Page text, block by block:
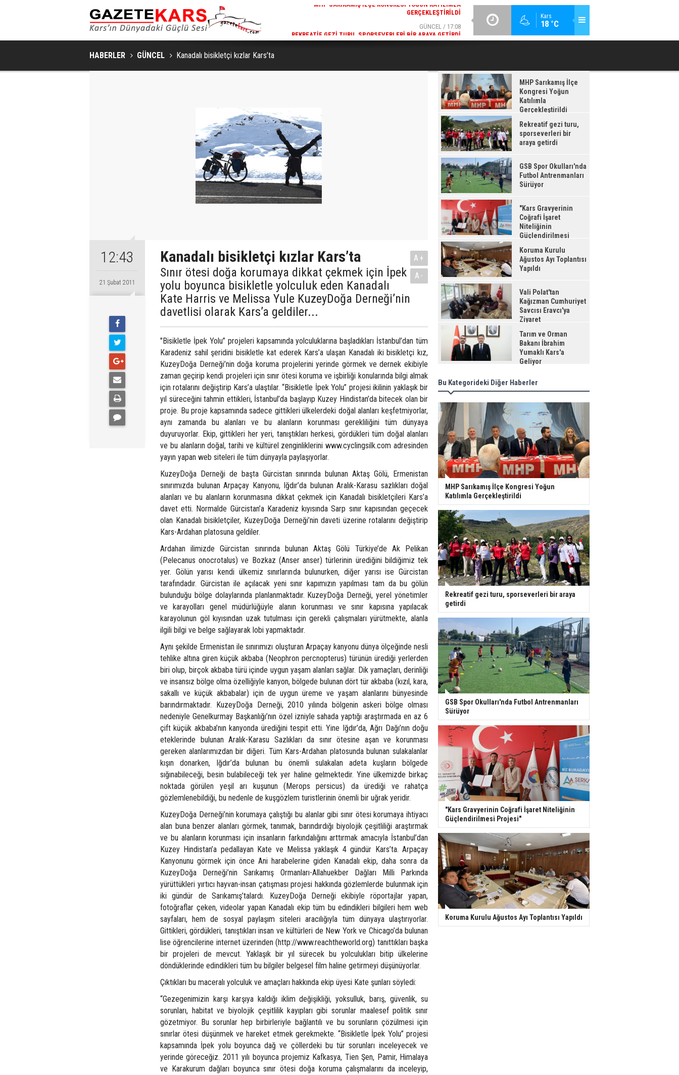
Kars
18 °C
MHP SARIKAMIŞ İLÇE KONGRESI YOĞUN KATILIMLA
GERÇEKLEŞTIRILDI
GÜNCEL / 17:08
REKREATIF GEZI TURU, SPORSEVERLERI BIR ARAYA GETIRDI
GSB SPOR OKULLARI'NDA FUTBOL ANTRENMANLARI SÜRÜYOR
HABERLER GÜNCEL Kanadalı bisikletçi kızlar Kars’ta
12:43
21 Şubat 2011
Kanadalı bisikletçi kızlar Kars’ta
Sınır ötesi doğa korumaya dikkat çekmek için İpek
yolu boyunca bisikletle yolculuk eden Kanadalı
Kate Harris ve Melissa Yule KuzeyDoğa Derneği’nin
davetlisi olarak Kars’a geldiler...
A+
A-
"Bisikletle İpek Yolu” projeleri kapsamında yolculuklarına başladıkları İstanbul’dan tüm
Karadeniz sahil şeridini bisikletle kat ederek Kars’a ulaşan Kanadalı iki bisikletçi kız,
KuzeyDoğa Derneği’nin doğa koruma projelerini yerinde görmek ve dernek ekibiyle
zaman geçirip kendi projeleri için sınır ötesi koruma ve işbirliği konularında bilgi almak
için rotalarını değiştirip Kars’a ulaştılar. “Bisikletle İpek Yolu” projesi ikilinin yaklaşık bir
yıl süreceğini tahmin ettikleri, İstanbul’da başlayıp Kuzey Hindistan’da bitecek olan bir
proje. Bu proje kapsamında sadece gittikleri ülkelerdeki doğal alanları keşfetmiyorlar,
aynı zamanda bu alanları ve bu alanların korunması gerekliliğini tüm dünyaya
duyuruyorlar. Ekip, gittikleri her yeri, tanıştıkları herkesi, gördükleri tüm doğal alanları
ve bu alanların doğal, tarihi ve kültürel zenginliklerini www.cyclingsilk.com adresinden
yayın yapan web siteleri ile tüm dünyayla paylaşıyorlar.
KuzeyDoğa Derneği de başta Gürcistan sınırında bulunan Aktaş Gölü, Ermenistan
sınırımızda bulunan Arpaçay Kanyonu, Iğdır’da bulunan Aralık-Karasu sazlıkları doğal
alanları ve bu alanların korunmasına dikkat çekmek için Kanadalı bisikletçileri Kars’a
davet etti. Normalde Gürcistan’a Karadeniz kıyısında Sarp sınır kapısından geçecek
olan Kanadalı bisikletçiler, KuzeyDoğa Derneği’nin daveti üzerine rotalarını değiştirip
Kars-Ardahan platosuna geldiler.
Ardahan ilimizde Gürcistan sınırında bulunan Aktaş Gölü Türkiye’de Ak Pelikan
(Pelecanus onocrotalus) ve Bozkaz (Anser anser) türlerinin ürediğini bildiğimiz tek
yer. Gölün yarısı kendi ülkemiz sınırlarında bulunurken, diğer yarısı ise Gürcistan
tarafındadır. Gürcistan ile açılacak yeni sınır kapımızın yapılması tam da bu gölün
bulunduğu bölge dolaylarında planlanmaktadır. KuzeyDoğa Derneği, yerel yönetimler
ve karayolları genel müdürlüğüyle alanın korunması ve sınır kapısına yapılacak
karayolunun göl kıyısından uzak tutulması için gerekli çalışmaları yürütmekte, alanla
ilgili bilgi ve belge sağlayarak lobi yapmaktadır.
Aynı şekilde Ermenistan ile sınırımızı oluşturan Arpaçay kanyonu dünya ölçeğinde nesli
tehlike altına giren küçük akbaba (Neophron percnopterus) türünün ürediği yerlerden
biri olup, birçok akbaba türü içinde uygun yaşam alanları sağlar. Dik yamaçları, derinliği
ve insansız bölge olma özelliğiyle kanyon, bölgede bulunan dört tür akbaba (kızıl, kara,
sakallı ve küçük akbabalar) için de uygun üreme ve yaşam alanlarını bünyesinde
barındırmaktadır. KuzeyDoğa Derneği, 2010 yılında bölgenin askeri bölge olması
nedeniyle Genelkurmay Başkanlığı’nın özel izniyle sahada yaptığı araştırmada en az 6
çift küçük akbaba’nın kanyonda ürediğini tespit etti. Yine Iğdır’da, Ağrı Dağı’nın doğu
eteklerinde bulunan Aralık-Karasu Sazlıkları da sınır ötesine aşan ve korunması
gereken alanlarımızdan bir diğeri. Tüm Kars-Ardahan platosunda bulunan sulakalanlar
kışın donarken, Iğdır’da bulunan bu önemli sulakalan adeta kuşların bölgede
sığınabileceği, besin bulabileceği tek yer haline gelmektedir. Yine ülkemizde birkaç
noktada görülen yeşil arı kuşunun (Merops persicus) da ürediği ve rahatça
gözlemlenebildiği, bu nedenle de kuşgözlem turistlerinin önemli bir uğrak yeridir.
KuzeyDoğa Derneği’nin korumaya çalıştığı bu alanlar gibi sınır ötesi korumaya ihtiyacı
alan buna benzer alanları görmek, tanımak, barındırdığı biyolojik çeşitliliği araştırmak
ve bu alanların korunması için insanların farkındalığını arttırmak amacıyla İstanbul’dan
Kuzey Hindistan’a pedallayan Kate ve Melissa yaklaşık 4 gündür Kars’ta. Arpaçay
Kanyonunu görmek için önce Ani harabelerine giden Kanadalı ekip, daha sonra da
KuzeyDoğa Derneği’nin Sarıkamış Ormanları-Allahuekber Dağları Milli Parkında
yürüttükleri yırtıcı hayvan-insan çatışması projesi hakkında gözlemlerde bulunmak için
iki gündür de Sarıkamış’talardı. KuzeyDoğa Derneği ekibiyle röportajlar yapan,
fotoğraflar çeken, videolar yapan Kanadalı ekip tüm bu edindikleri bilgileri hem web
sayfaları, hem de sosyal paylaşım siteleri aracılığıyla tüm dünyaya ulaştırıyorlar.
Gittikleri, gördükleri, tanıştıkları insan ve kültürleri de New York ve Chicago’da bulunan
lise öğrencilerine internet üzerinden (http://www.reachtheworld.org) tanıttıkları başka
bir projeleri de mevcut. Yaklaşık bir yıl sürecek bu yolculukları bitip ülkelerine
döndüklerinde edindikleri tüm bu bilgiler belgesel film haline getirmeyi düşünüyorlar.
Çıktıkları bu maceralı yolculuk ve amaçları hakkında ekip üyesi Kate şunları söyledi:
“Gezegenimizin karşı karşıya kaldığı iklim değişikliği, yoksulluk, barış, güvenlik, su
sorunları, habitat ve biyolojik çeşitlilik kayıpları gibi sorunlar maalesef politik sınır
gözetmiyor. Bu sorunlar hep birbirleriyle bağlantılı ve bu sorunların çözülmesi için
sınırlar ötesi düşünmek ve hareket etmek gerekmekte. “Bisikletle İpek Yolu” projesi
kapsamında İpek yolu boyunca dağ ve çöllerdeki bu tür sorunları inceleyecek ve
yerinde göreceğiz. 2011 yılı boyunca projemiz Kafkasya, Tien Şen, Pamir, Himalaya
ve Karakurum dağları boyunca sınır ötesi doğa koruma çalışmalarını da inceleyip,
MHP Sarıkamış İlçe
Kongresi Yoğun
Katılımla
Gerçekleştirildi
Rekreatif gezi turu,
sporseverleri bir
araya getirdi
GSB Spor Okulları'nda
Futbol Antrenmanları
Sürüyor
"Kars Gravyerinin
Coğrafi İşaret
Niteliğinin
Güçlendirilmesi
Projesi"
Koruma Kurulu
Ağustos Ayı Toplantısı
Yapıldı
Vali Polat'tan
Kağızman Cumhuriyet
Savcısı Eravcı'ya
Ziyaret
Tarım ve Orman
Bakanı İbrahim
Yumaklı Kars'a
Geliyor
Bu Kategorideki Diğer Haberler
MHP Sarıkamış İlçe Kongresi Yoğun
Katılımla Gerçekleştirildi
Rekreatif gezi turu, sporseverleri bir araya
getirdi
GSB Spor Okulları'nda Futbol Antrenmanları
Sürüyor
"Kars Gravyerinin Coğrafi İşaret Niteliğinin
Güçlendirilmesi Projesi"
Koruma Kurulu Ağustos Ayı Toplantısı Yapıldı